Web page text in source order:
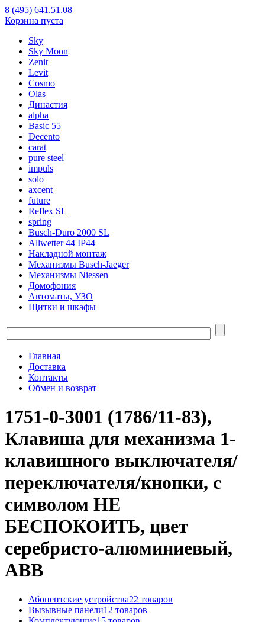
8 (495) 641.51.08
Корзина пуста
Sky
Sky Moon
Zenit
Levit
Cosmo
Olas
Династия
alpha
Basic 55
Decento
carat
pure steel
impuls
solo
axcent
future
Reflex SL
spring
Busch-Duro 2000 SL
Allwetter 44 IP44
Накладной монтаж
Механизмы Busch-Jaeger
Механизмы Niessen
Домофония
Автоматы, УЗО
Щитки и шкафы
Главная
Доставка
Контакты
Обмен и возврат
1751-0-3001 (1786/11-83),
Клавиша для механизма 1-
клавишного выключателя/
переключателя/кнопки, с
символом НЕ
БЕСПОКОИТЬ, цвет
серебристо-алюминиевый,
ABB
Абонентские устройства22 товаров
Вызывные панели12 товаров